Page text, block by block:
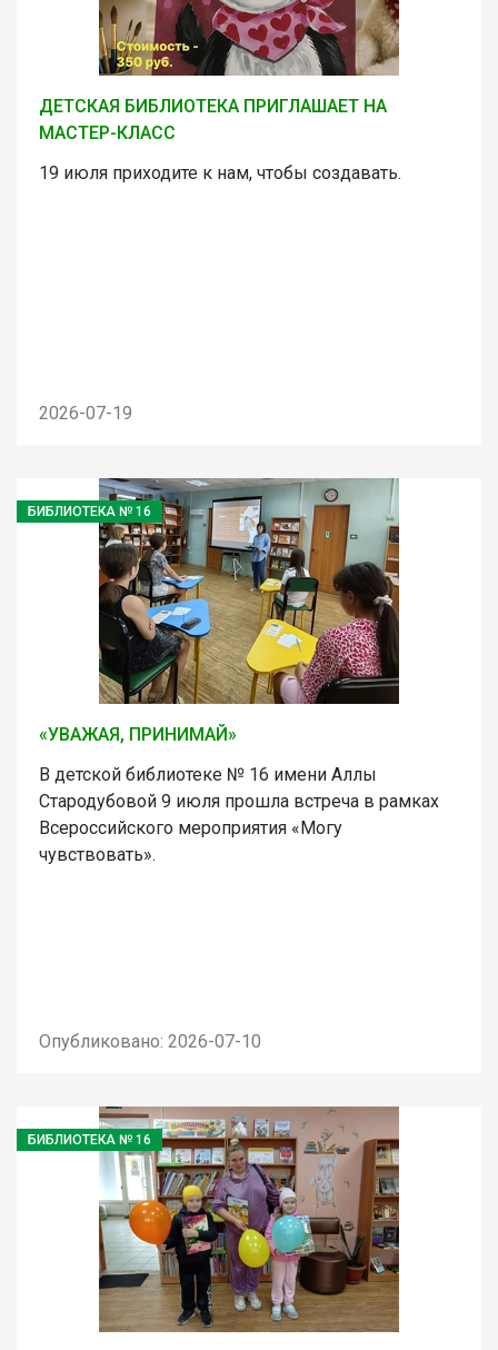
ДЕТСКАЯ БИБЛИОТЕКА ПРИГЛАШАЕТ НА
МАСТЕР-КЛАСС
19 июля приходите к нам, чтобы создавать.
2026-07-19
БИБЛИОТЕКА № 16
«УВАЖАЯ, ПРИНИМАЙ»
В детской библиотеке № 16 имени Аллы
Стародубовой 9 июля прошла встреча в рамках
Всероссийского мероприятия «Могу
чувствовать».
Опубликовано: 2026-07-10
БИБЛИОТЕКА № 16